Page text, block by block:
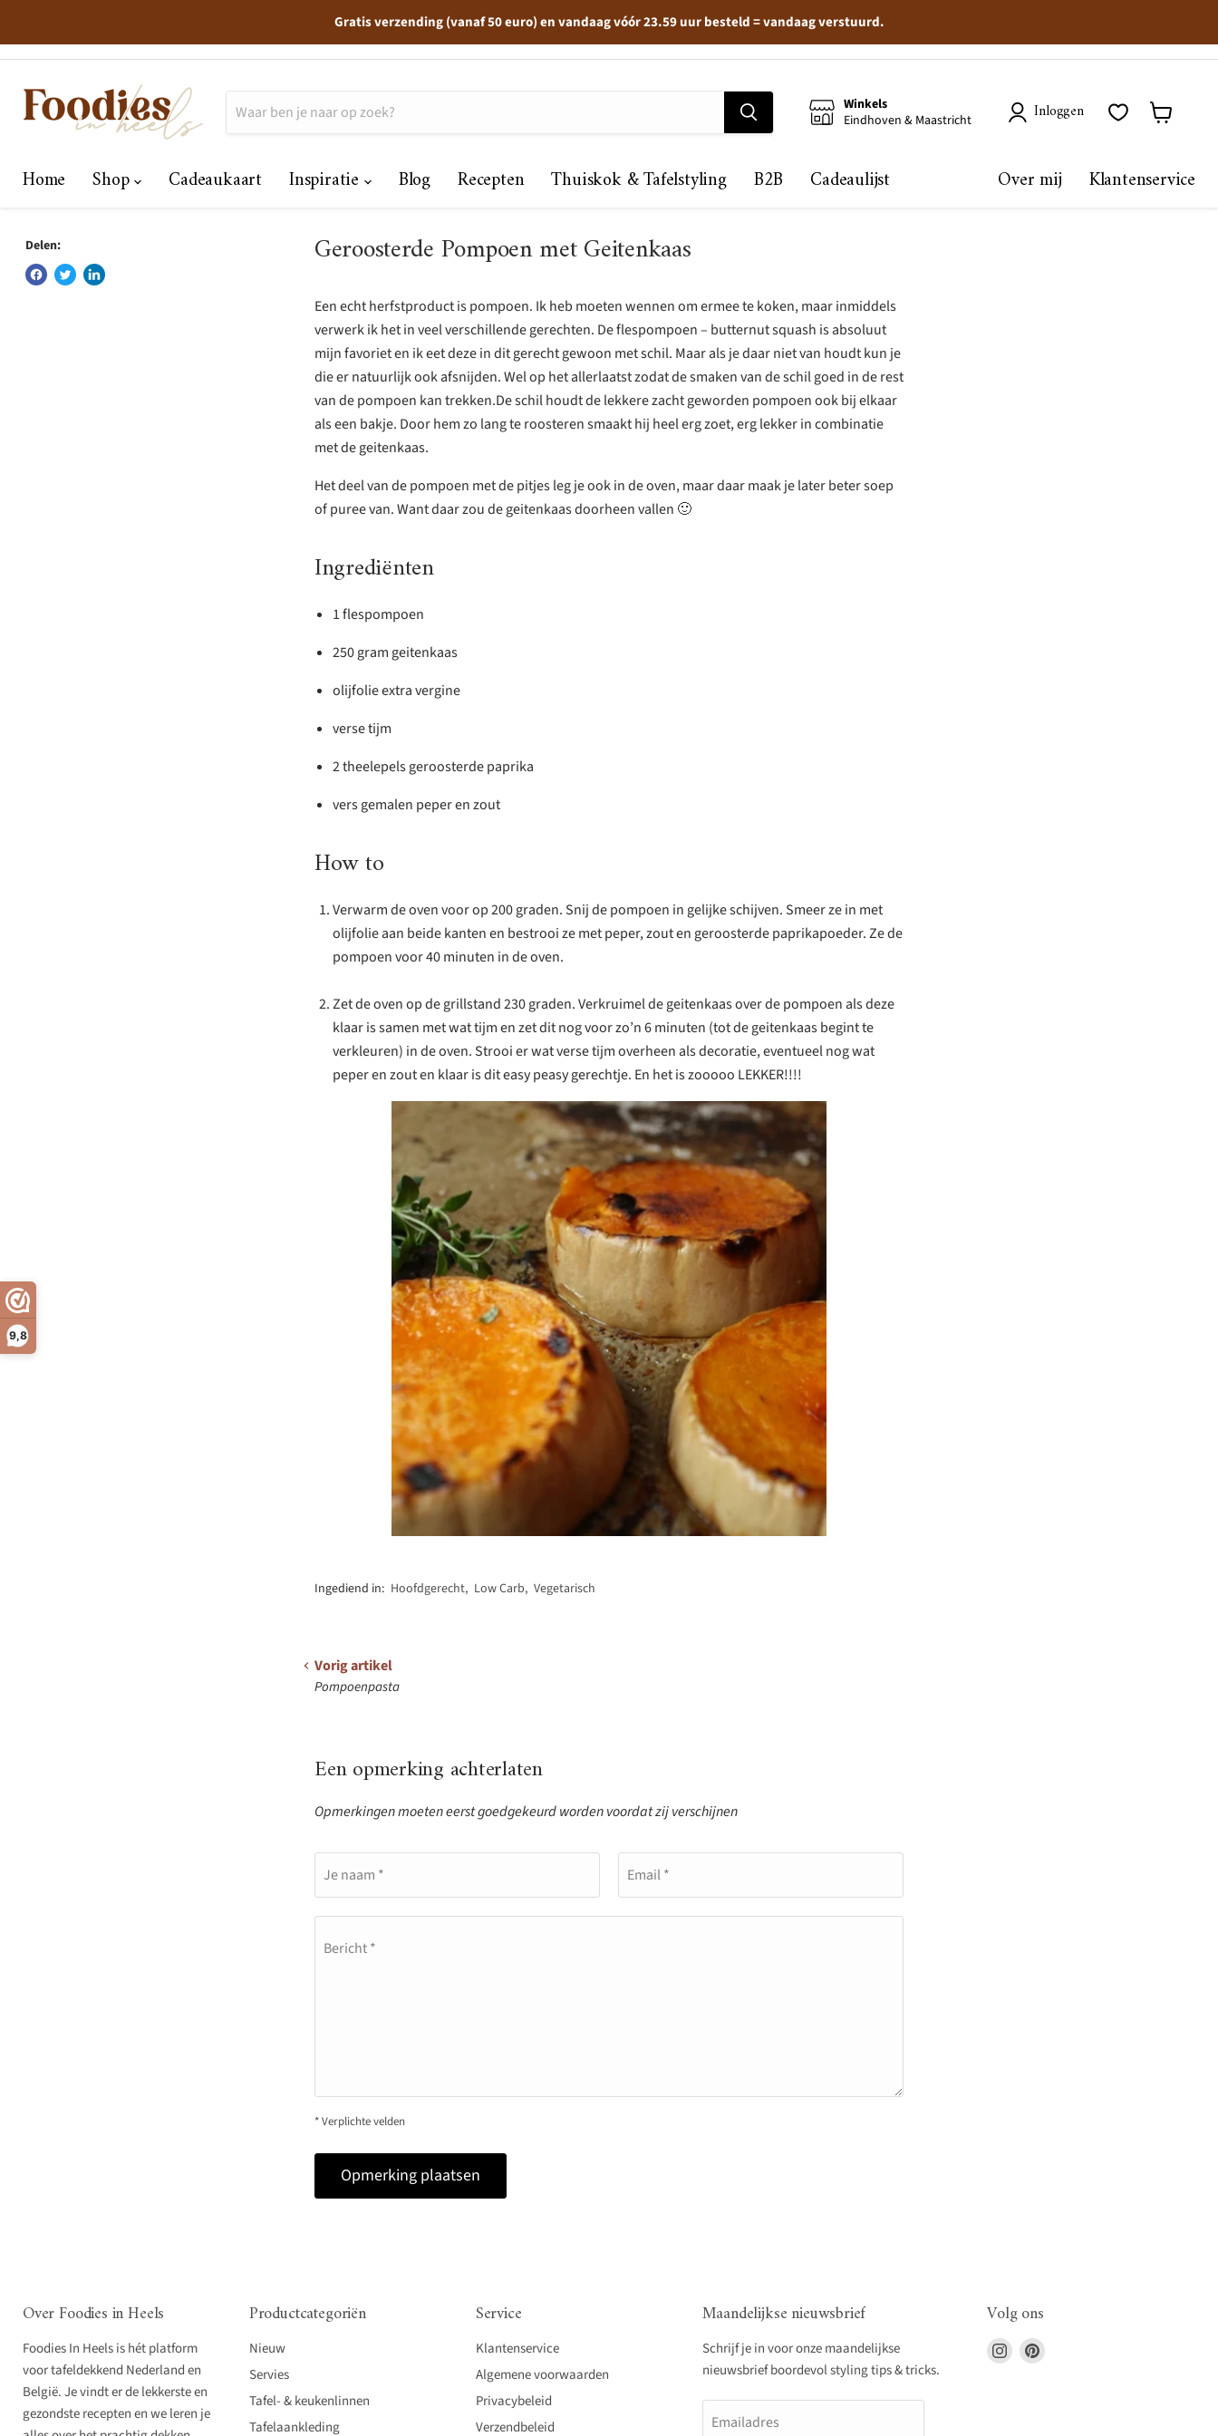
9,8
Gratis verzending (vanaf 50 euro) en vandaag vóór 23.59 uur besteld = vandaag verstuurd.
Winkels
Eindhoven & Maastricht
Inloggen
Home Shop Cadeaukaart Inspiratie Blog Recepten Thuiskok & Tafelstyling B2B Cadeaulijst Over mij Klantenservice
Delen: Geroosterde Pompoen met Geitenkaas
Een echt herfstproduct is pompoen. Ik heb moeten wennen om ermee te koken, maar inmiddels
verwerk ik het in veel verschillende gerechten. De flespompoen – butternut squash is absoluut
mijn favoriet en ik eet deze in dit gerecht gewoon met schil. Maar als je daar niet van houdt kun je
die er natuurlijk ook afsnijden. Wel op het allerlaatst zodat de smaken van de schil goed in de rest
van de pompoen kan trekken.De schil houdt de lekkere zacht geworden pompoen ook bij elkaar
als een bakje. Door hem zo lang te roosteren smaakt hij heel erg zoet, erg lekker in combinatie
met de geitenkaas.
Het deel van de pompoen met de pitjes leg je ook in de oven, maar daar maak je later beter soep
of puree van. Want daar zou de geitenkaas doorheen vallen 🙂
Ingrediënten
1 flespompoen
250 gram geitenkaas
olijfolie extra vergine
verse tijm
2 theelepels geroosterde paprika
vers gemalen peper en zout
How to
Verwarm de oven voor op 200 graden. Snij de pompoen in gelijke schijven. Smeer ze in met
olijfolie aan beide kanten en bestrooi ze met peper, zout en geroosterde paprikapoeder. Ze de
pompoen voor 40 minuten in de oven.
Zet de oven op de grillstand 230 graden. Verkruimel de geitenkaas over de pompoen als deze
klaar is samen met wat tijm en zet dit nog voor zo’n 6 minuten (tot de geitenkaas begint te
verkleuren) in de oven. Strooi er wat verse tijm overheen als decoratie, eventueel nog wat
peper en zout en klaar is dit easy peasy gerechtje. En het is zooooo LEKKER!!!!
Ingediend in: Hoofdgerecht, Low Carb, Vegetarisch
Vorig artikel
Pompoenpasta
Een opmerking achterlaten
Opmerkingen moeten eerst goedgekeurd worden voordat zij verschijnen
Je naam * Email *
Bericht *
* Verplichte velden
Opmerking plaatsen
Over Foodies in Heels
Foodies In Heels is hét platform
voor tafeldekkend Nederland en
België. Je vindt er de lekkerste en
gezondste recepten en we leren je
Productcategoriën
Nieuw
Servies
Tafel- & keukenlinnen
Tafelaankleding
Service
Klantenservice
Algemene voorwaarden
Privacybeleid
Verzendbeleid
Maandelijkse nieuwsbrief
Schrijf je in voor onze maandelijkse
nieuwsbrief boordevol styling tips & tricks.
Emailadres
Volg ons
Vind
ons
Vind